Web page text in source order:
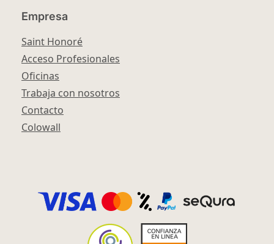
Empresa
Saint Honoré
Acceso Profesionales
Oficinas
Trabaja con nosotros
Contacto
Colowall